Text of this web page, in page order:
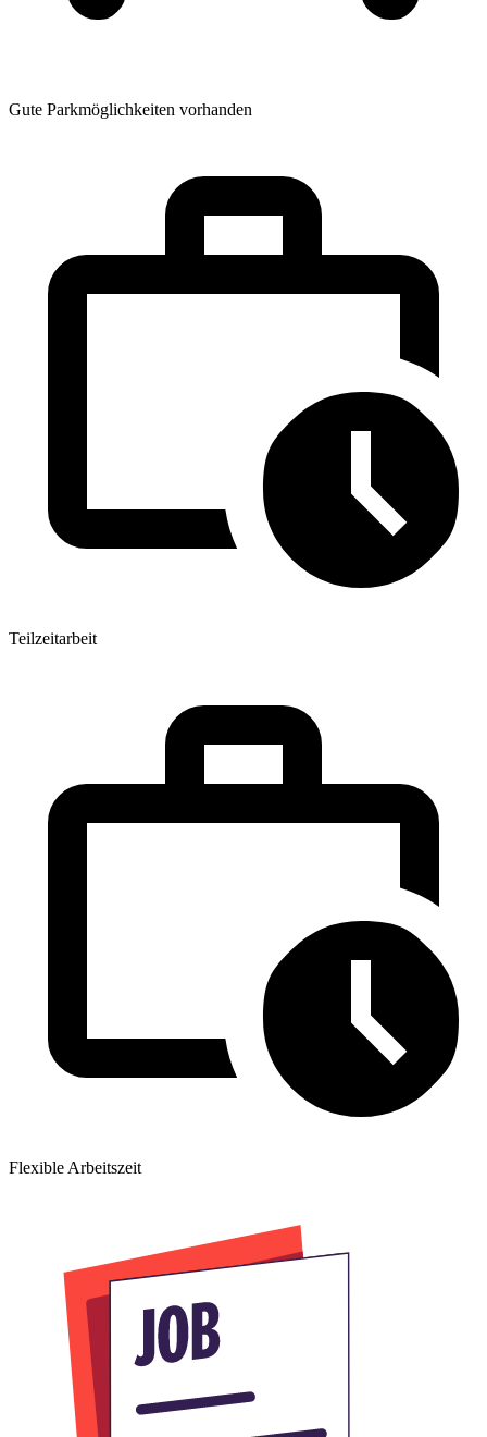
Gute Parkmöglichkeiten vorhanden
Teilzeitarbeit
Flexible Arbeitszeit